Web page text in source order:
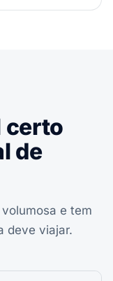
certo
de
e tem
deve viajar.